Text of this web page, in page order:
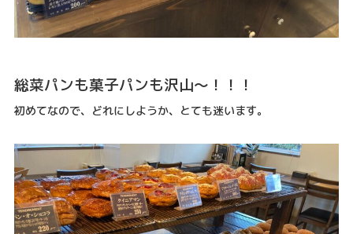
総菜パンも菓子パンも沢山～！！！
初めてなので、どれにしようか、とても迷います。